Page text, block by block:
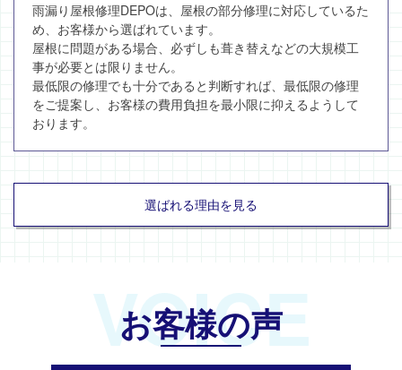
雨漏り屋根修理DEPOは、屋根の部分修理に対応しているた
め、お客様から選ばれています。
屋根に問題がある場合、必ずしも葺き替えなどの大規模工
事が必要とは限りません。
最低限の修理でも十分であると判断すれば、最低限の修理
をご提案し、お客様の費用負担を最小限に抑えるようして
おります。
選ばれる理由を見る
VOICE
お客様の声